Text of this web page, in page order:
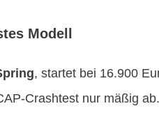
Modell
, startet bei 16.900
Crashtest nur mäßig